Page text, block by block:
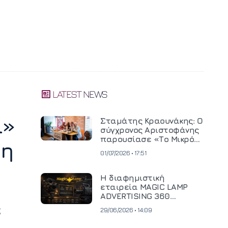
LATEST NEWS
Σταμάτης Κραουνάκης: Ο
σύγχρονος Αριστοφάνης
παρουσίασε «Το Μικρό
01/07/2026 • 17:51
Η διαφημιστική
εταιρεία MAGIC LAMP
ADVERTISING 360
κινηματογραφική
29/06/2026 • 14:09